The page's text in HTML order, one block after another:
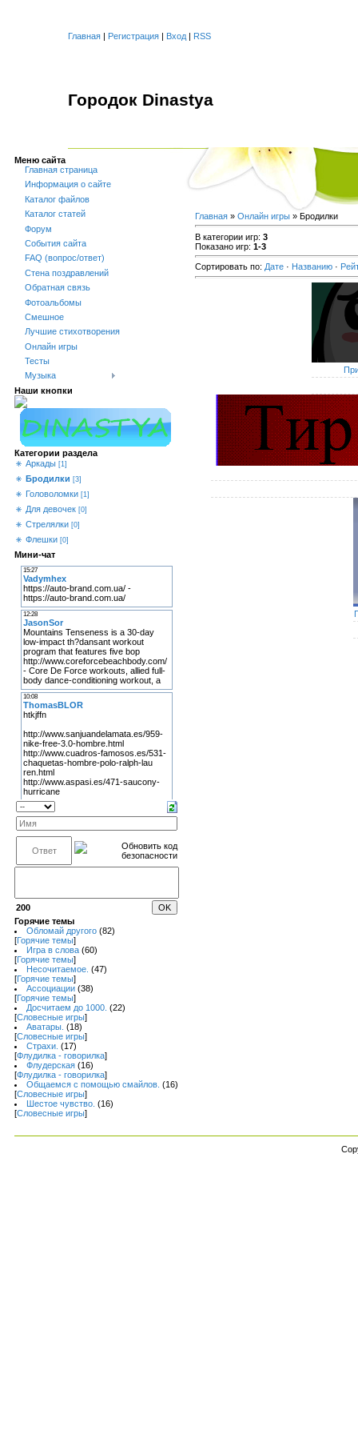
Главная | Регистрация | Вход | RSS
Городок Dinastya
Меню сайта
Главная страница
Информация о сайте
Каталог файлов
Каталог статей
Форум
События сайта
FAQ (вопрос/ответ)
Стена поздравлений
Обратная связь
Фотоальбомы
Смешное
Лучшие стихотворения
Онлайн игры
Тесты
Музыка
Наши кнопки
Категории раздела
Аркады [1]
Бродилки [3]
Головоломки [1]
Для девочек [0]
Стрелялки [0]
Флешки [0]
Мини-чат
200
Горячие темы
Обломай другого (82)
[Горячие темы]
Игра в слова (60)
[Горячие темы]
Несочитаемое. (47)
[Горячие темы]
Ассоциации (38)
[Горячие темы]
Досчитаем до 1000. (22)
[Словесные игры]
Аватары. (18)
[Словесные игры]
Страхи. (17)
[Флудилка - говорилка]
Флудерская (16)
[Флудилка - говорилка]
Общаемся с помощью смайлов. (16)
[Словесные игры]
Шестое чувство. (16)
[Словесные игры]
Главная » Онлайн игры » Бродилки
В категории игр: 3
Показано игр: 1-3
Сортировать по: Дате · Названию ·